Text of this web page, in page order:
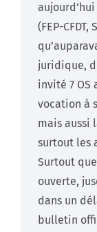
(FEP-CFDT,
juridique,
invité 7
vocation à
mais aussi
surtout les
Surtout
ouverte,
dans un
bulletin